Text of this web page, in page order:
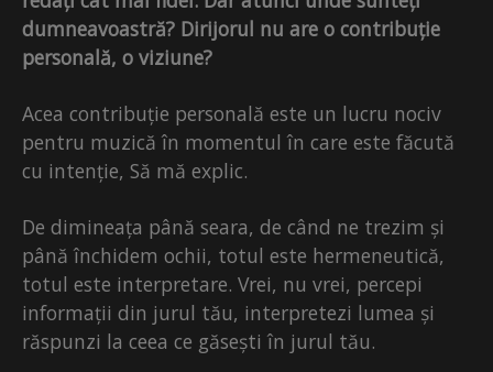
dumneavoastră? Dirijorul nu are o contribuție
personală, o viziune?
Acea contribuție personală este un lucru nociv
pentru muzică în momentul în care este făcută
cu intenție, Să mă explic.
De dimineața până seara, de când ne trezim și
până închidem ochii, totul este hermeneutică,
totul este interpretare. Vrei, nu vrei, percepi
informații din jurul tău, interpretezi lumea și
răspunzi la ceea ce găsești în jurul tău.